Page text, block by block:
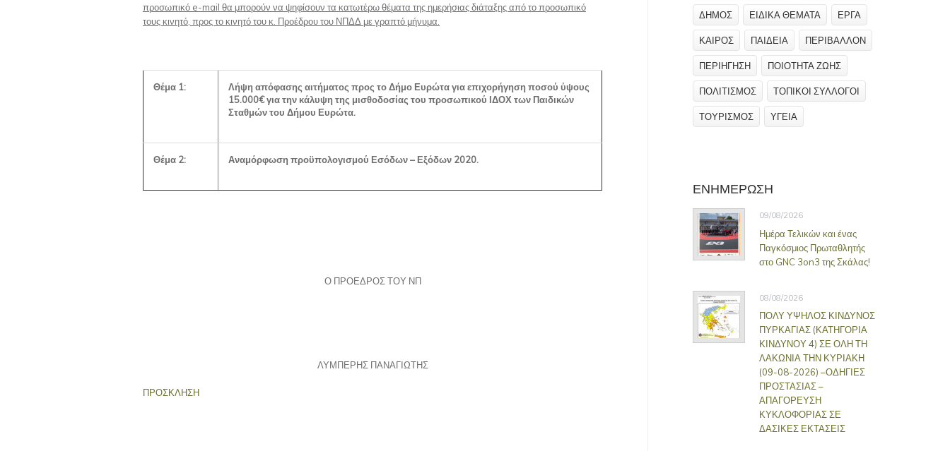
προσωπικό e-mail θα μπορούν να ψηφίσουν τα κατωτέρω θέματα της ημερήσιας διάταξης από το προσωπικό
τους κινητό, προς το κινητό του κ. Προέδρου του ΝΠΔΔ με γραπτό μήνυμα.
Θέμα 1:
Λήψη απόφασης αιτήματος προς το Δήμο Ευρώτα για επιχορήγηση ποσού ύψους
15.000€ για την κάλυψη της μισθοδοσίας του προσωπικού ΙΔΟΧ των Παιδικών
Σταθμών του Δήμου Ευρώτα.
Θέμα 2: Αναμόρφωση προϋπολογισμού Εσόδων – Εξόδων 2020.
Ο ΠΡΟΕΔΡΟΣ ΤΟΥ ΝΠ
ΛΥΜΠΕΡΗΣ ΠΑΝΑΓΙΩΤΗΣ
ΠΡΟΣΚΛΗΣΗ
ΔΗΜΟΣ ΕΙΔΙΚΑ ΘΕΜΑΤΑ ΕΡΓΑ
ΚΑΙΡΟΣ ΠΑΙΔΕΙΑ ΠΕΡΙΒΑΛΛΟΝ
ΠΕΡΙΗΓΗΣΗ ΠΟΙΟΤΗΤΑ ΖΩΗΣ
ΠΟΛΙΤΙΣΜΟΣ ΤΟΠΙΚΟΙ ΣΥΛΛΟΓΟΙ
ΤΟΥΡΙΣΜΟΣ ΥΓΕΙΑ
ΕΝΗΜΕΡΩΣΗ
09/08/2026
Ημέρα Τελικών και ένας
Παγκόσμιος Πρωταθλητής
στο GNC 3on3 της Σκάλας!
08/08/2026
ΠΟΛΥ ΥΨΗΛΟΣ ΚΙΝΔΥΝΟΣ
ΠΥΡΚΑΓΙΑΣ (ΚΑΤΗΓΟΡΙΑ
ΚΙΝΔΥΝΟΥ 4) ΣΕ ΟΛΗ ΤΗ
ΛΑΚΩΝΙΑ ΤΗΝ ΚΥΡΙΑΚΗ
(09-08-2026) –ΟΔΗΓΙΕΣ
ΠΡΟΣΤΑΣΙΑΣ –
ΑΠΑΓΟΡΕΥΣΗ
ΚΥΚΛΟΦΟΡΙΑΣ ΣΕ
ΔΑΣΙΚΕΣ ΕΚΤΑΣΕΙΣ